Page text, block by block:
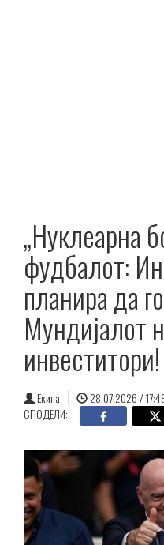
„Нуклеарна
фудбалот:
планира да
Мундијалот
инвеститори!
Екипа
28.07.2026 /
СПОДЕЛИ: